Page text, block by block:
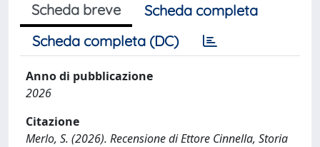
Scheda breve
Scheda completa
Scheda completa (DC)
Anno di pubblicazione
2026
Citazione
Merlo, S. (2026). Recensione di Ettore Cinnella, Storia